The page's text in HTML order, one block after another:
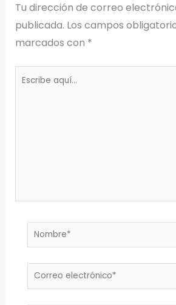
Tu dirección de correo
publicada. Los campos
marcados con *
Escribe
Nombre*
Correo
electrónico*